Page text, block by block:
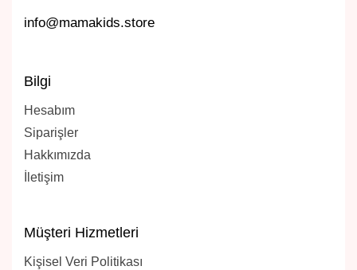
info@mamakids.store
Bilgi
Hesabım
Siparişler
Hakkımızda
İletişim
Müşteri Hizmetleri
Kişisel Veri Politikası